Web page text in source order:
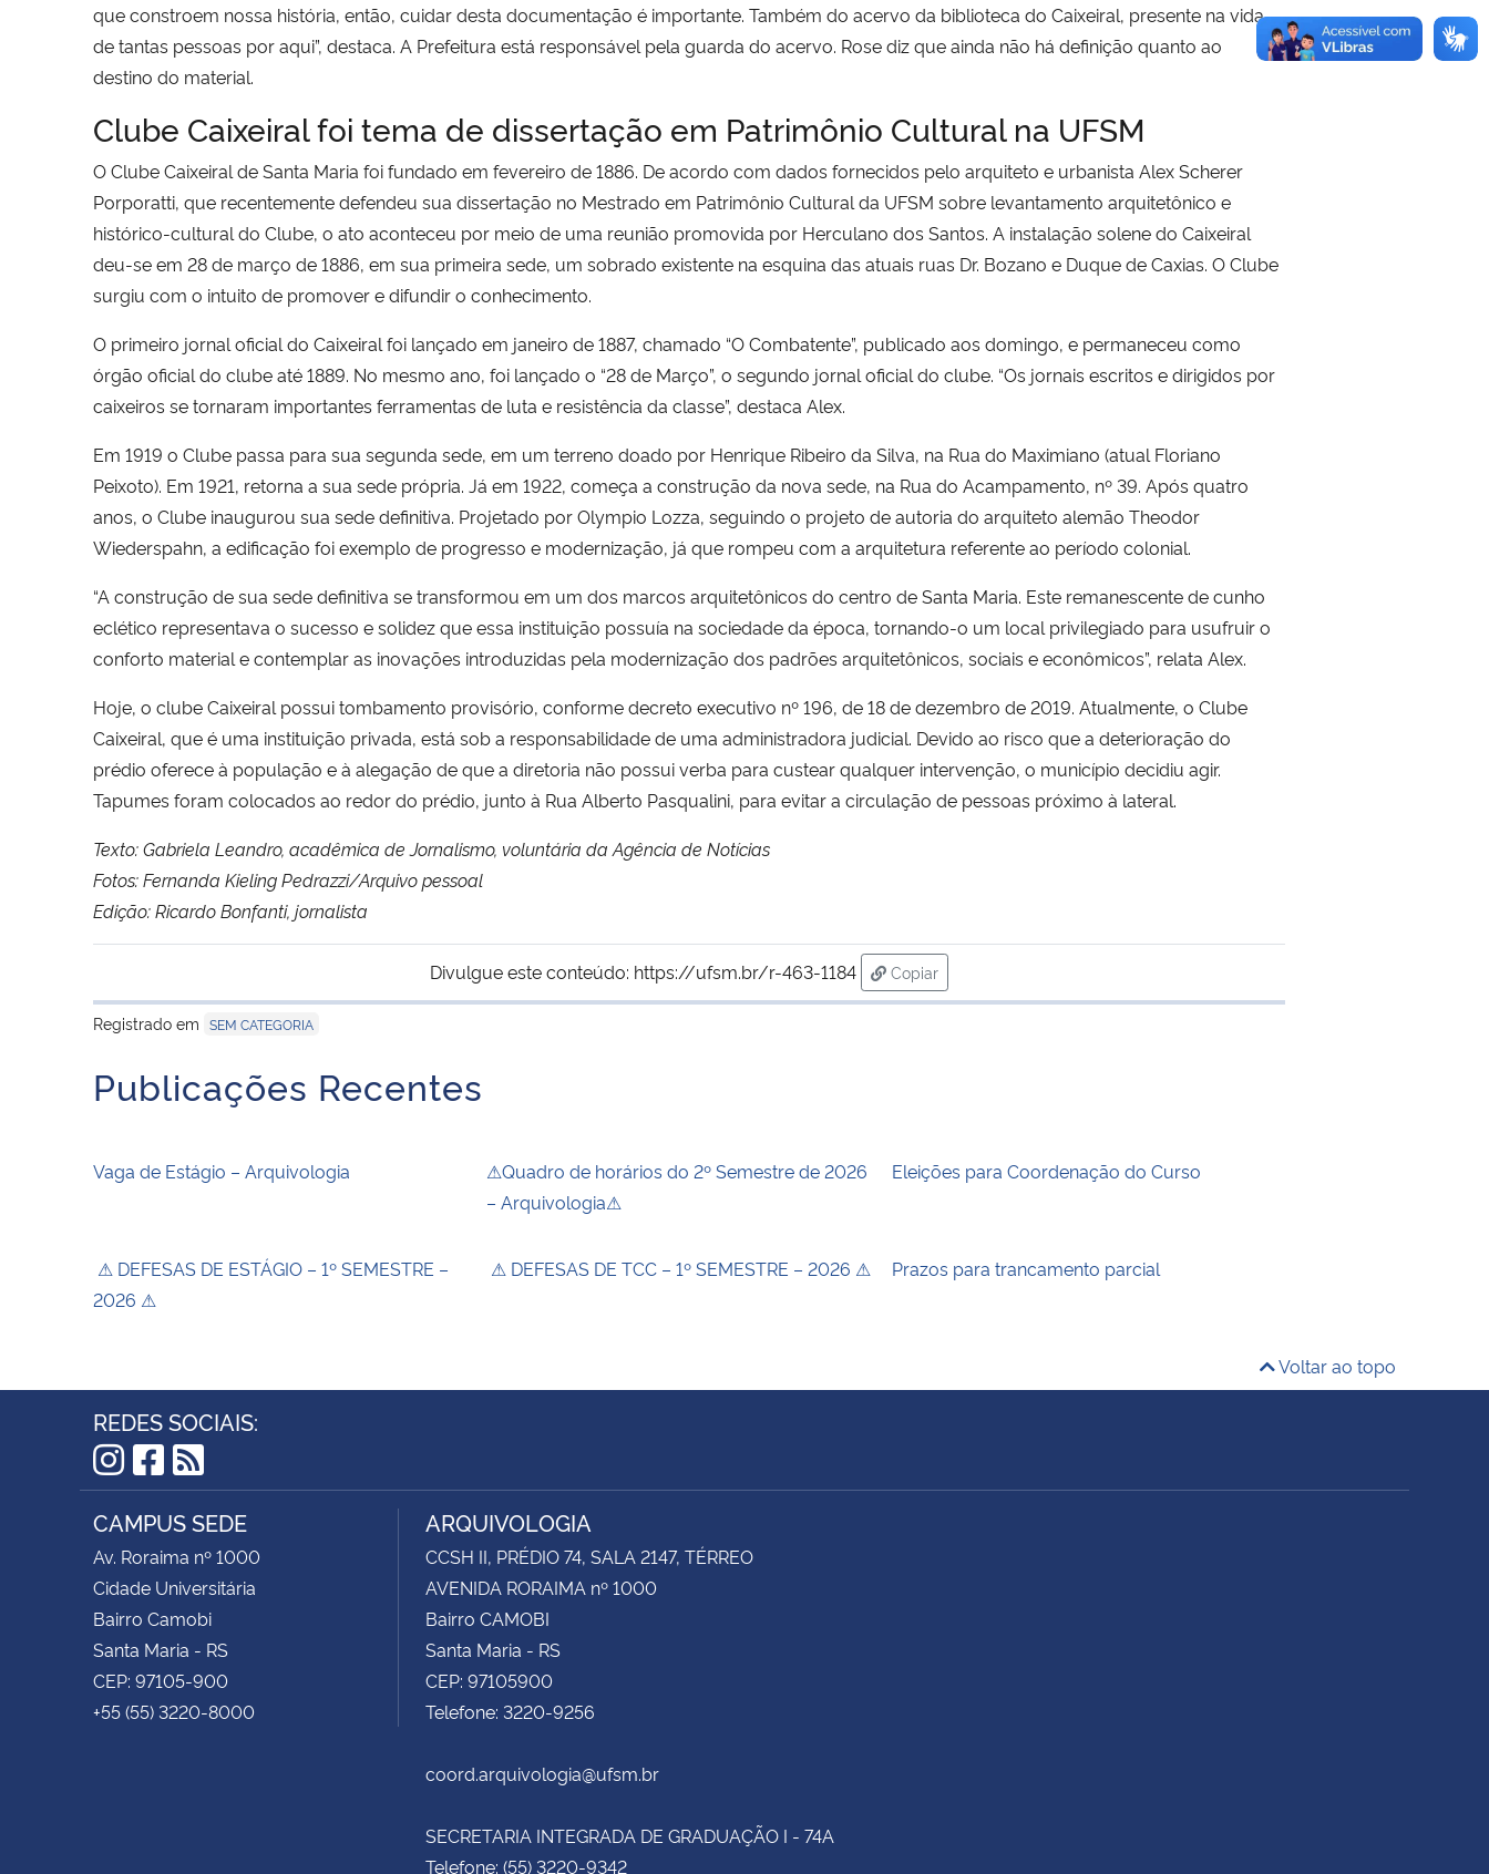
que constroem nossa história, então, cuidar desta documentação é importante. Também do acervo da biblioteca do Caixeiral, presente na vida
de tantas pessoas por aqui”, destaca. A Prefeitura está responsável pela guarda do acervo. Rose diz que ainda não há definição quanto ao
destino do material.
Clube Caixeiral foi tema de dissertação em Patrimônio Cultural na UFSM
O Clube Caixeiral de Santa Maria foi fundado em fevereiro de 1886. De acordo com dados fornecidos pelo arquiteto e urbanista Alex Scherer
Porporatti, que recentemente defendeu sua dissertação no Mestrado em Patrimônio Cultural da UFSM sobre levantamento arquitetônico e
histórico-cultural do Clube, o ato aconteceu por meio de uma reunião promovida por Herculano dos Santos. A instalação solene do Caixeiral
deu-se em 28 de março de 1886, em sua primeira sede, um sobrado existente na esquina das atuais ruas Dr. Bozano e Duque de Caxias. O Clube
surgiu com o intuito de promover e difundir o conhecimento.
O primeiro jornal oficial do Caixeiral foi lançado em janeiro de 1887, chamado “O Combatente”, publicado aos domingo, e permaneceu como
órgão oficial do clube até 1889. No mesmo ano, foi lançado o “28 de Março”, o segundo jornal oficial do clube. “Os jornais escritos e dirigidos por
caixeiros se tornaram importantes ferramentas de luta e resistência da classe”, destaca Alex.
Em 1919 o Clube passa para sua segunda sede, em um terreno doado por Henrique Ribeiro da Silva, na Rua do Maximiano (atual Floriano
Peixoto). Em 1921, retorna a sua sede própria. Já em 1922, começa a construção da nova sede, na Rua do Acampamento, nº 39. Após quatro
anos, o Clube inaugurou sua sede definitiva. Projetado por Olympio Lozza, seguindo o projeto de autoria do arquiteto alemão Theodor
Wiederspahn, a edificação foi exemplo de progresso e modernização, já que rompeu com a arquitetura referente ao período colonial.
“A construção de sua sede definitiva se transformou em um dos marcos arquitetônicos do centro de Santa Maria. Este remanescente de cunho
eclético representava o sucesso e solidez que essa instituição possuía na sociedade da época, tornando-o um local privilegiado para usufruir o
conforto material e contemplar as inovações introduzidas pela modernização dos padrões arquitetônicos, sociais e econômicos”, relata Alex.
Hoje, o clube Caixeiral possui tombamento provisório, conforme decreto executivo nº 196, de 18 de dezembro de 2019. Atualmente, o Clube
Caixeiral, que é uma instituição privada, está sob a responsabilidade de uma administradora judicial. Devido ao risco que a deterioração do
prédio oferece à população e à alegação de que a diretoria não possui verba para custear qualquer intervenção, o município decidiu agir.
Tapumes foram colocados ao redor do prédio, junto à Rua Alberto Pasqualini, para evitar a circulação de pessoas próximo à lateral.
Texto: Gabriela Leandro, acadêmica de Jornalismo, voluntária da Agência de Notícias
Fotos: Fernanda Kieling Pedrazzi/Arquivo pessoal
Edição: Ricardo Bonfanti, jornalista
Divulgue este conteúdo: https://ufsm.br/r-463-1184
Copiar
para área de transferência
Registrado em SEM CATEGORIA
Publicações Recentes
Vaga de Estágio – Arquivologia
⚠Quadro de horários do 2º Semestre de 2026
– Arquivologia⚠
Eleições para Coordenação do Curso
⚠ DEFESAS DE ESTÁGIO – 1º SEMESTRE –
2026 ⚠
⚠ DEFESAS DE TCC – 1º SEMESTRE – 2026 ⚠ Prazos para trancamento parcial
Voltar ao topo
REDES SOCIAIS:
Instagram
Facebook
RSS
CAMPUS SEDE
Av. Roraima nº 1000
Cidade Universitária
Bairro Camobi
Santa Maria - RS
CEP: 97105-900
+55 (55) 3220-8000
ARQUIVOLOGIA
CCSH II, PRÉDIO 74, SALA 2147, TÉRREO
AVENIDA RORAIMA nº 1000
Bairro CAMOBI
Santa Maria - RS
CEP: 97105900
Telefone: 3220-9256
coord.arquivologia@ufsm.br
SECRETARIA INTEGRADA DE GRADUAÇÃO I - 74A
Telefone: (55) 3220-9342